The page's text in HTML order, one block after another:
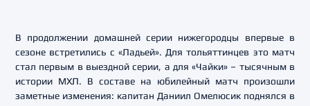
В продолжении домашней серии нижегородцы впервые в
сезоне встретились с «Ладьей». Для тольяттинцев это матч
стал первым в выездной серии, а для «Чайки» – тысячным в
истории МХЛ. В составе на юбилейный матч произошли
заметные изменения: капитан Даниил Омелюсик поднялся в